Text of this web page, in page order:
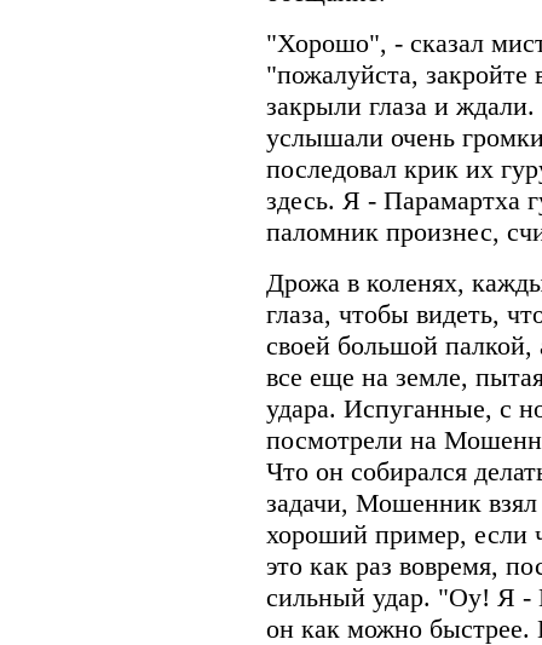
"Хорошо", - сказал
"пожалуйста,
закрыли глаза и
услышали очень
последовал крик их
здесь. Я - Парамартха
паломник произнес,
Дрожа в коленях,
глаза, чтобы видеть,
своей большой
все еще на земле,
удара. Испуганные, с
посмотрели на
Что он собирался
задачи, Мошенник взял
хороший пример, если
это как раз вовремя,
сильный удар. "Оу! Я -
он как можно быстрее.